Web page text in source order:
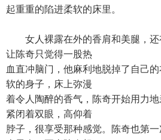
起重重的陷进柔软的床里。
女人裸露在外的香肩和美腿，还
让陈奇只觉得一股热
血直冲脑门，他麻利地脱掉了自己
软的身子，床上弥漫
着令人陶醉的香气，陈奇开始用力
紧闭着双眼，高仰着
脖子，很享受那种感觉。陈奇也第